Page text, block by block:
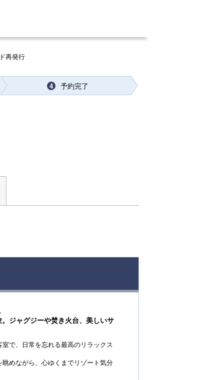
再発行
4 予約完了
ジャグジーや焚き火台、美しいサ
で、日常を忘れる最高のリラックス
めながら、心ゆくまでリゾート気分